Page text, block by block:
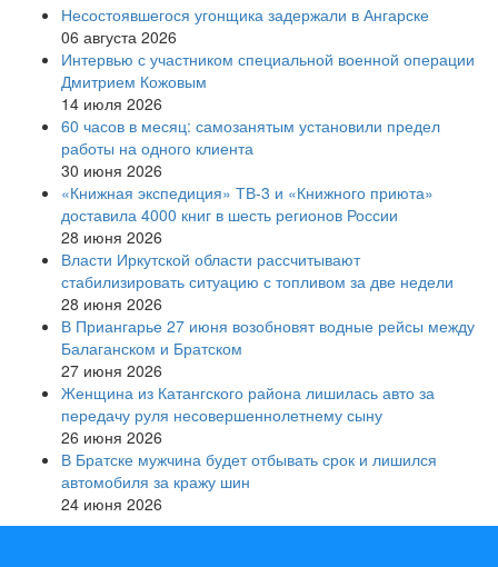
Несостоявшегося угонщика задержали в Ангарске
06 августа 2026
Интервью с участником специальной военной операции
Дмитрием Кожовым
14 июля 2026
60 часов в месяц: самозанятым установили предел
работы на одного клиента
30 июня 2026
«Книжная экспедиция» ТВ-3 и «Книжного приюта»
доставила 4000 книг в шесть регионов России
28 июня 2026
Власти Иркутской области рассчитывают
стабилизировать ситуацию с топливом за две недели
28 июня 2026
В Приангарье 27 июня возобновят водные рейсы между
Балаганском и Братском
27 июня 2026
Женщина из Катангского района лишилась авто за
передачу руля несовершеннолетнему сыну
26 июня 2026
В Братске мужчина будет отбывать срок и лишился
автомобиля за кражу шин
24 июня 2026